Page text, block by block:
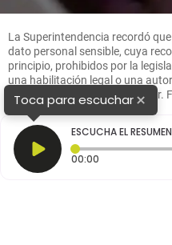
La Superintendencia recordó
dato personal sensible, cuya
principio, prohibidos por la
una habilitación legal o una
y reforzada por parte del titular.
Toca para escuchar×
ESCUCHA EL RESUMEN
00:00 Tiempo